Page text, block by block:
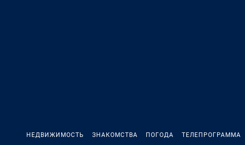
НЕДВИЖИМОСТЬ ЗНАКОМСТВА ПОГОДА ТЕЛЕПРОГРАММА